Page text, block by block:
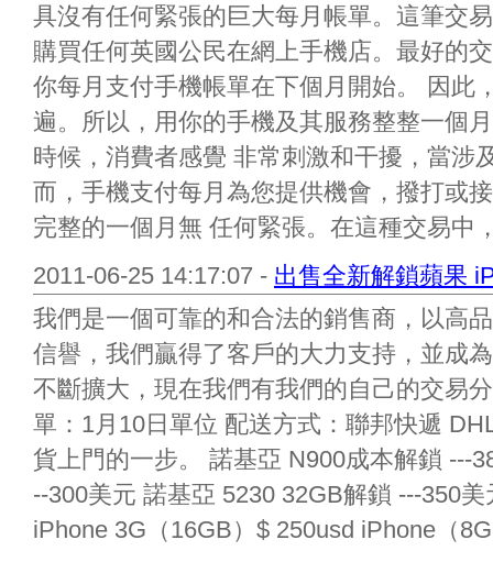
具沒有任何緊張的巨大每月帳單。這筆交
購買任何英國公民在網上手機店。最好的
你每月支付手機帳單在下個月開始。 因此
遍。所以，用你的手機及其服務整整一個
時候，消費者感覺 非常刺激和干擾，當涉
而，手機支付每月為您提供機會，撥打或
完整的一個月無 任何緊張。在這種交易中
2011-06-25 14:17:07 - 出售全新解鎖蘋果
我們是一個可靠的和合法的銷售商，以高
信譽，我們贏得了客戶的大力支持，並成
不斷擴大，現在我們有我們的自己的交易
單：1月10日單位 配送方式：聯邦快遞
貨上門的一步。 諾基亞 N900成本解鎖 ---
--300美元 諾基亞 5230 32GB解鎖 ---350
iPhone 3G（16GB）$ 250usd iPhone（